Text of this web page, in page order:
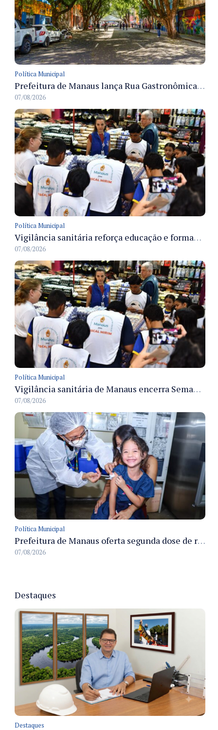
Política Municipal
Prefeitura de Manaus lança Rua Gastronômica preservando as 17 árvores da Ferreira Pena no Centro
07/08/2026
Política Municipal
Vigilância sanitária reforça educação e formação de médicos em Manaus na Semana da Vigilância 2026
07/08/2026
Política Municipal
Vigilância sanitária de Manaus encerra Semana da Vigilância com painel para médicos recém-formados e projeto Fiscal Mirim
07/08/2026
Política Municipal
Prefeitura de Manaus oferta segunda dose de reforço da vacina contra a poliomielite para crianças de 4 anos durante Campanha de Multivacinação 2026
07/08/2026
Destaques
Destaques